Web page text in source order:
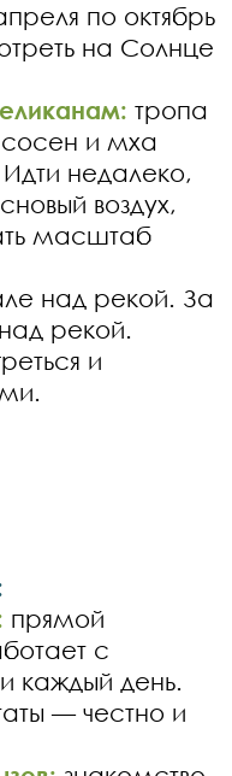
по октябрь
на Солнце
тропа
сосен и мха
недалеко,
воздух,
масштаб
над рекой. За
рекой.
и
прямой
с
каждый день.
— честно и